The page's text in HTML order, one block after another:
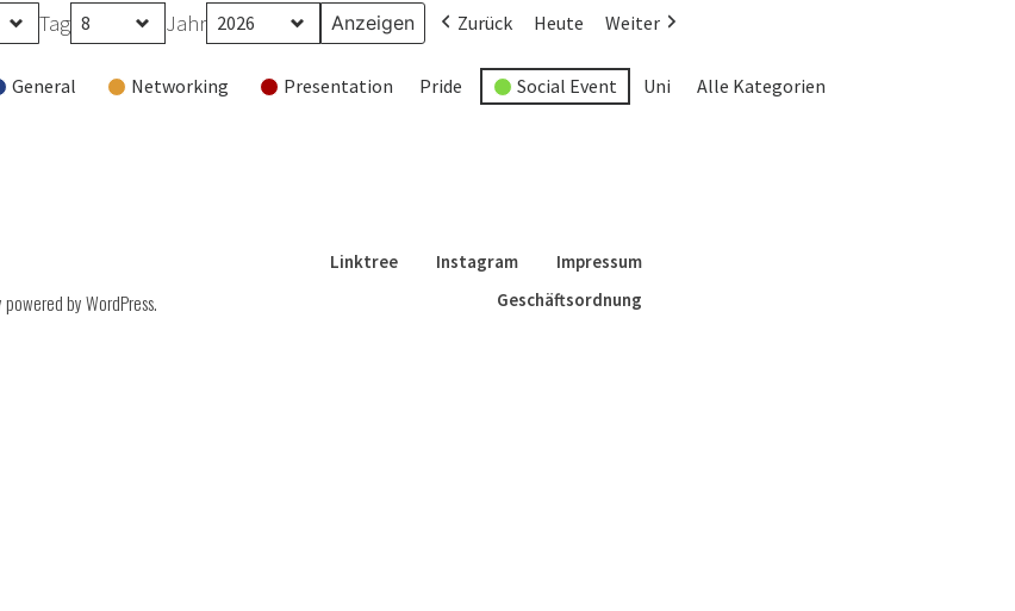
Tag Jahr Zurück Heute Weiter
General Networking Presentation Pride Social Event Uni
Alle Kategorien
Linktree Instagram
Impressum
Geschäftsordnung
powered by WordPress.